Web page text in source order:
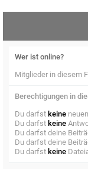
Wer ist online?
Mitglieder in diesem
Berechtigungen in
Du darfst keine
Du darfst keine
Du darfst deine
Du darfst deine
Du darfst keine